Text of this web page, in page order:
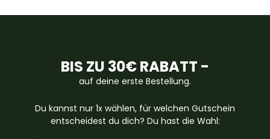
BIS ZU 30€ RABATT -
auf deine erste Bestellung.
Du kannst nur 1x wählen, für welchen Gutschein
entscheidest du dich? Du hast die Wahl: